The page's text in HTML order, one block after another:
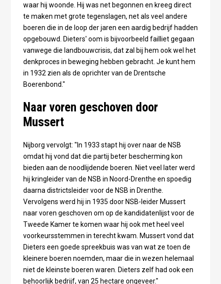
waar hij woonde. Hij was net begonnen en kreeg direct
te maken met grote tegenslagen, net als veel andere
boeren die in de loop der jaren een aardig bedrijf hadden
opgebouwd. Dieters' oom is bijvoorbeeld failliet gegaan
vanwege die landbouwcrisis, dat zal bij hem ook wel het
denkproces in beweging hebben gebracht. Je kunt hem
in 1932 zien als de oprichter van de Drentsche
Boerenbond."
Naar voren geschoven door
Mussert
Nijborg vervolgt: "In 1933 stapt hij over naar de NSB
omdat hij vond dat die partij beter bescherming kon
bieden aan de noodlijdende boeren. Niet veel later werd
hij kringleider van de NSB in Noord-Drenthe en spoedig
daarna districtsleider voor de NSB in Drenthe.
Vervolgens werd hij in 1935 door NSB-leider Mussert
naar voren geschoven om op de kandidatenlijst voor de
Tweede Kamer te komen waar hij ook met heel veel
voorkeursstemmen in terecht kwam. Mussert vond dat
Dieters een goede spreekbuis was van wat ze toen de
kleinere boeren noemden, maar die in wezen helemaal
niet de kleinste boeren waren. Dieters zelf had ook een
behoorlijk bedrijf, van 25 hectare ongeveer."